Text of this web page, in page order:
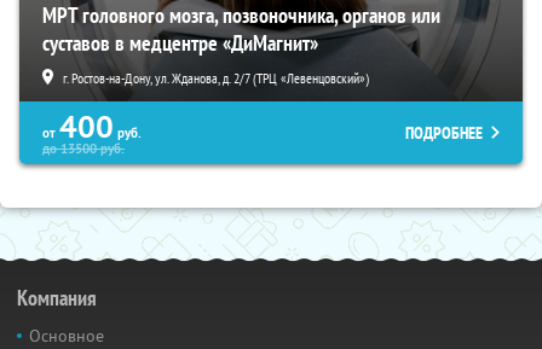
МРТ головного мозга, позвоночника, органов или
суставов в медцентре «ДиМагнит»
г. Ростов-на-Дону, ул. Жданова, д. 2/7 (ТРЦ «Левенцовский»)
от 400 руб.
до13500руб.
ПОДРОБНЕЕ
Компания
Основное